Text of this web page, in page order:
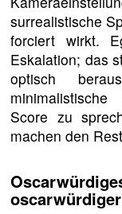
surrealistische
forciert wirkt.
Eskalation; das
optisch
Score zu
machen den